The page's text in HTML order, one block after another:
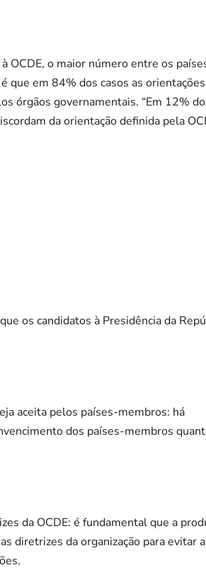
OCDE, o maior número entre os
que em 84% dos casos as
órgãos governamentais. “Em 12%
da orientação definida pela
os candidatos à Presidência da
aceita pelos países-membros: há
dos países-membros
da OCDE: é fundamental que a
diretrizes da organização para evitar a